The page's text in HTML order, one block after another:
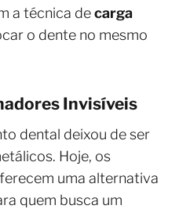
a técnica decarga
o dente no mesmo
Invisíveis
dental deixou de ser
Hoje, os
uma alternativa
quem busca um